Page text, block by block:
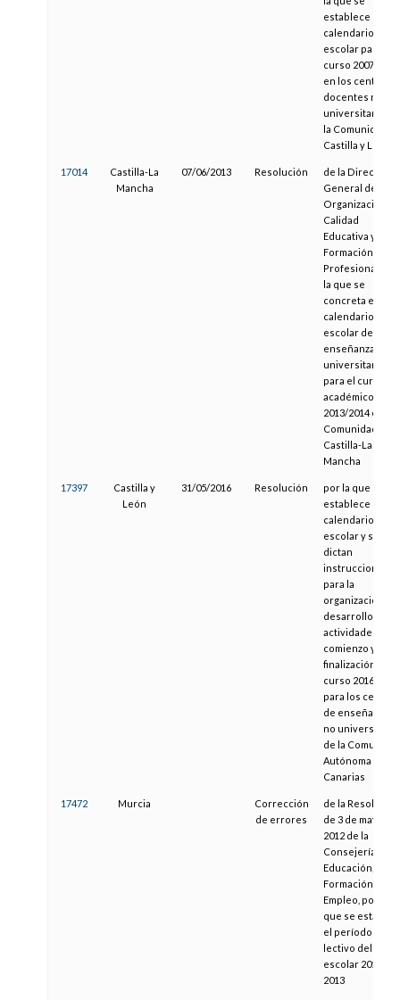
establece el
calendario
escolar para el
curso 2007/2008
en los centros
docentes no
universitarios
la Comunidad
Castilla y León
17014
Castilla-La
Mancha
07/06/2013 Resolución
de la Dirección
General de
Organización,
Calidad
Educativa y
Formación
Profesional, por
la que se
concreta el
calendario
escolar de las
enseñanzas no
universitarias
para el curso
académico
2013/2014 en la
Comunidad de
Castilla-La
Mancha
17397
Castilla y
León
31/05/2016 Resolución
por la que se
establece el
calendario
escolar y se
dictan
instrucciones
para la
organización y
desarrollo de
actividades de
comienzo y
finalización del
curso 2016/2017,
para los centros
de enseñanzas
no
de la
Autónoma de
Canarias
17472 Murcia
Corrección
de errores
de la Resolución
de 3 de mayo de
2012 de la
Consejería de
Educación,
Formación y
Empleo, por la
que se
el período
lectivo del
escolar 2012-
2013